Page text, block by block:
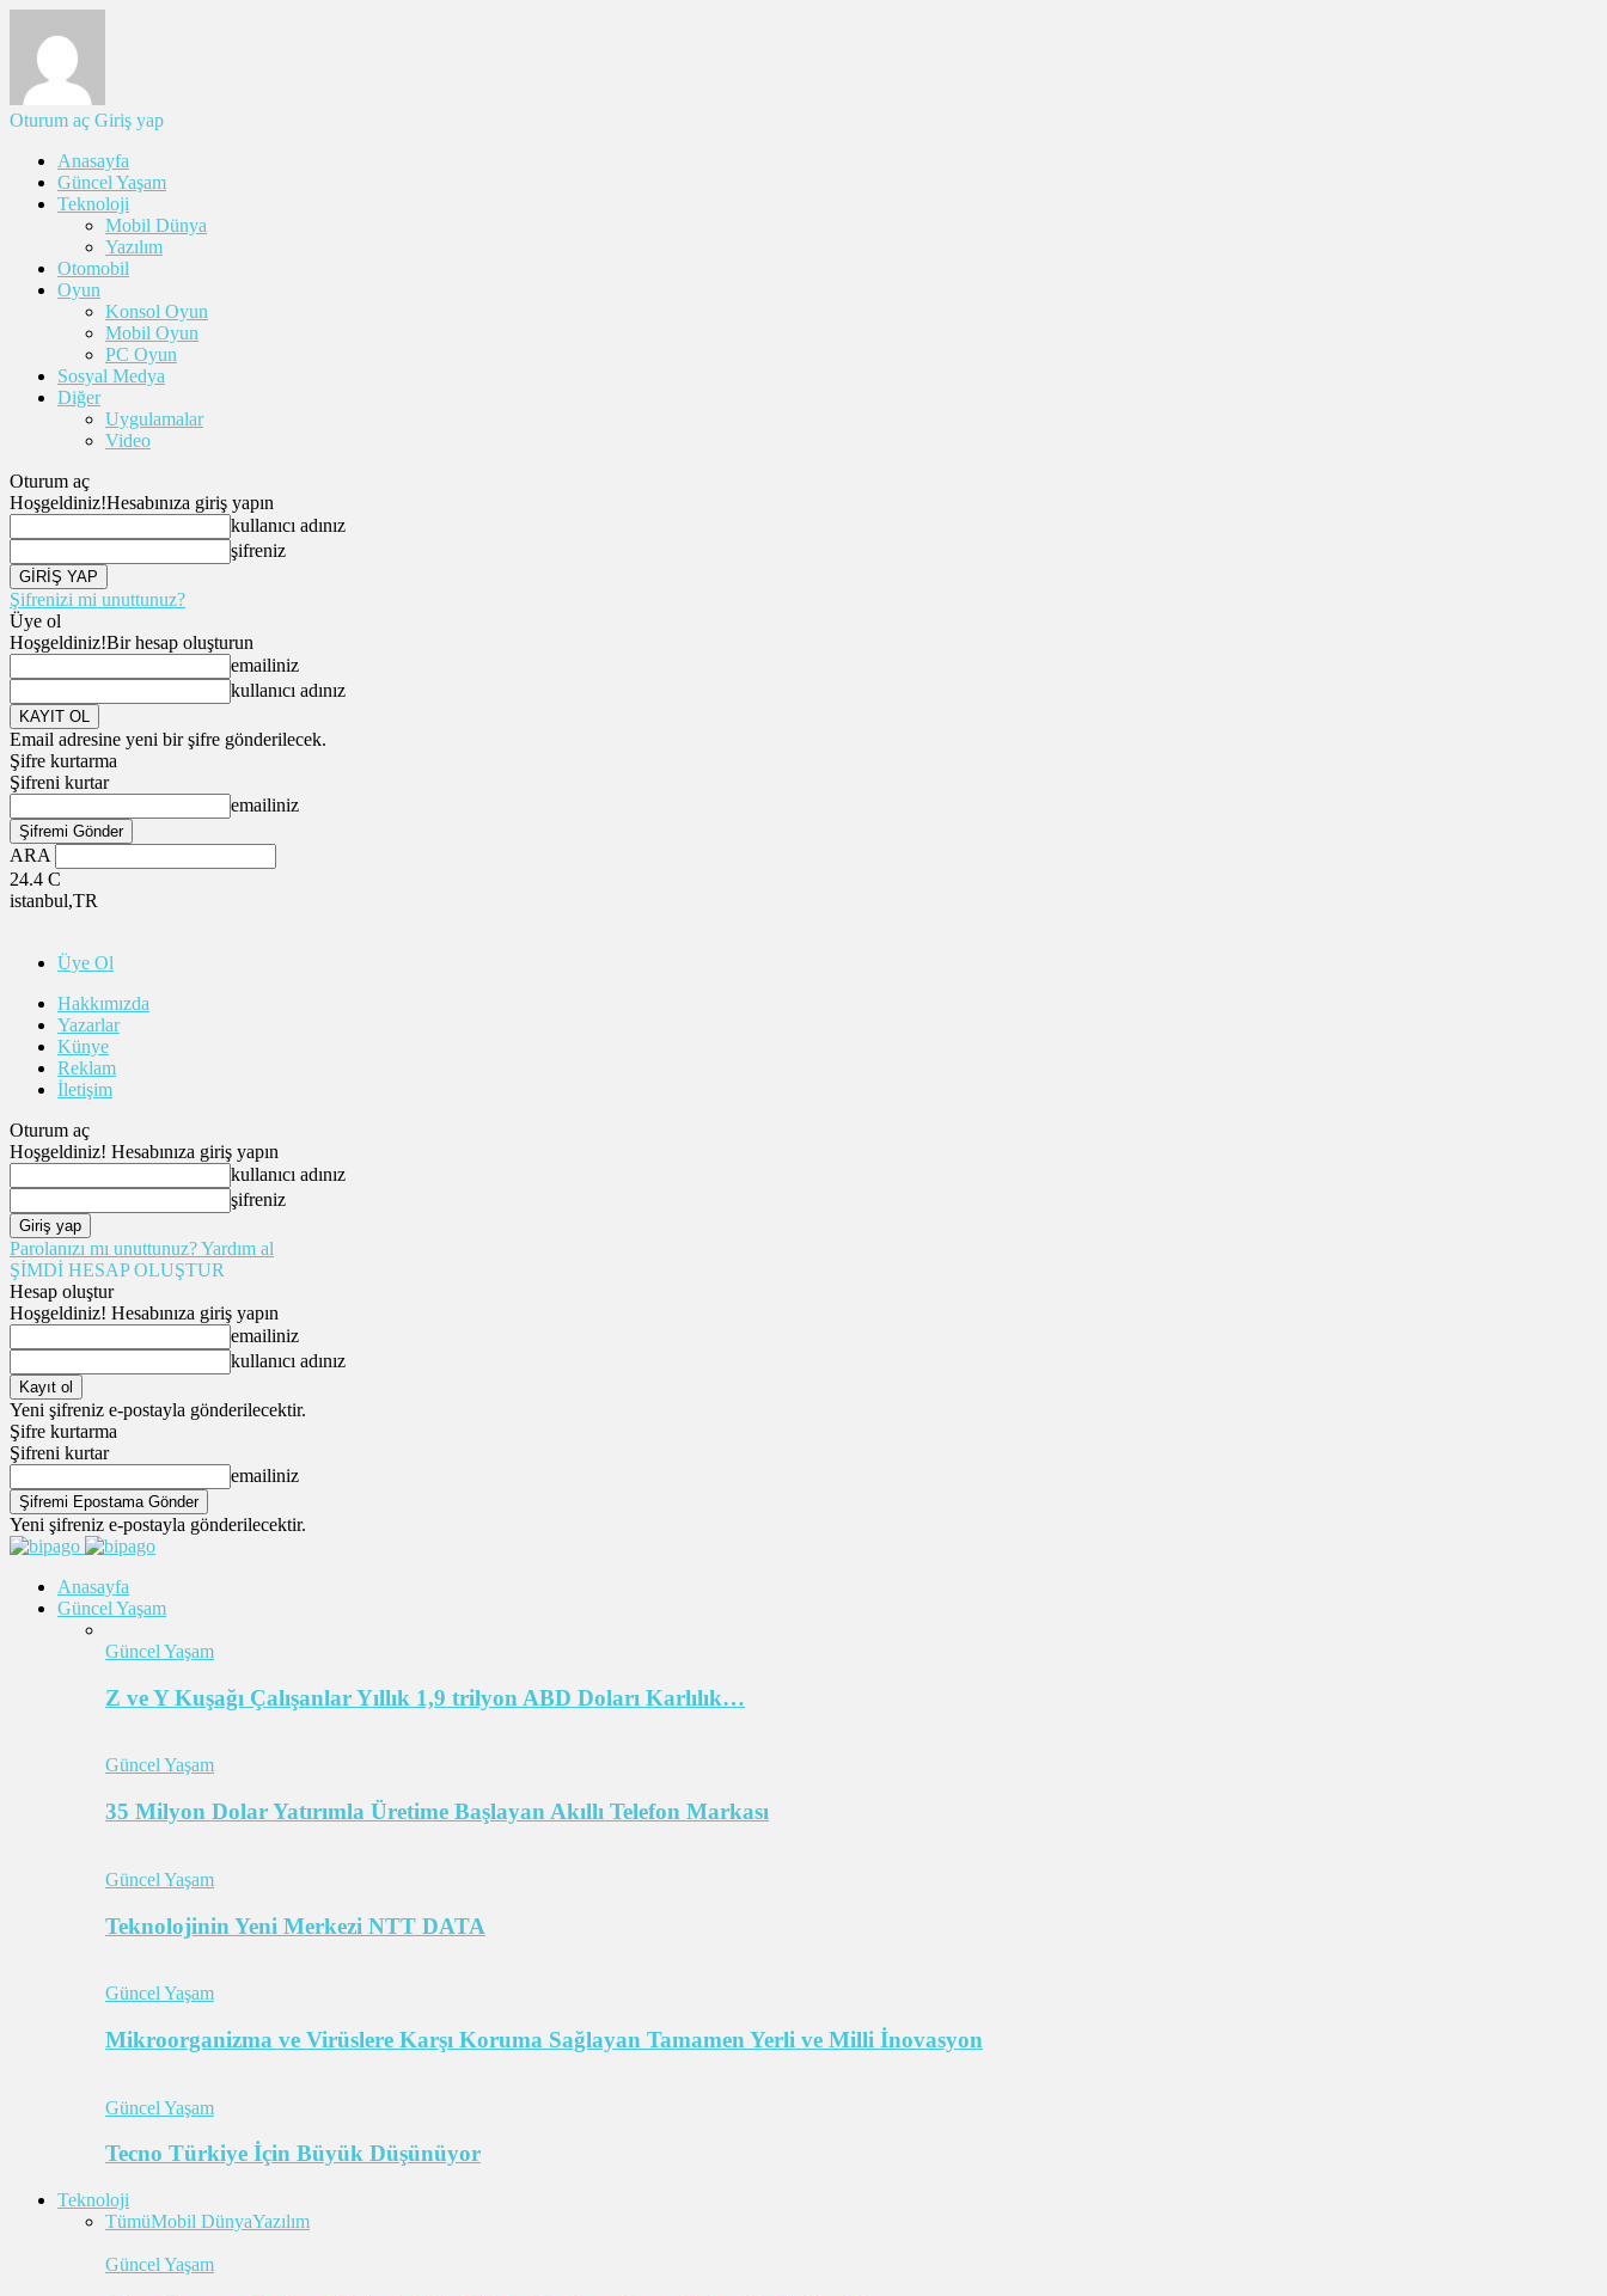
Oturum aç Giriş yap
Anasayfa
Güncel Yaşam
Teknoloji
Mobil Dünya
Yazılım
Otomobil
Oyun
Konsol Oyun
Mobil Oyun
PC Oyun
Sosyal Medya
Diğer
Uygulamalar
Video
Oturum aç
Hoşgeldiniz!Hesabınıza giriş yapın
kullanıcı adınız
şifreniz
Şifrenizi mi unuttunuz?
Üye ol
Hoşgeldiniz!Bir hesap oluşturun
emailiniz
kullanıcı adınız
Email adresine yeni bir şifre gönderilecek.
Şifre kurtarma
Şifreni kurtar
emailiniz
ARA
24.4 C
istanbul,TR
Üye Ol
Hakkımızda
Yazarlar
Künye
Reklam
İletişim
Oturum aç
Hoşgeldiniz! Hesabınıza giriş yapın
kullanıcı adınız
şifreniz
Parolanızı mı unuttunuz? Yardım al
ŞİMDİ HESAP OLUŞTUR
Hesap oluştur
Hoşgeldiniz! Hesabınıza giriş yapın
emailiniz
kullanıcı adınız
Yeni şifreniz e-postayla gönderilecektir.
Şifre kurtarma
Şifreni kurtar
emailiniz
Yeni şifreniz e-postayla gönderilecektir.
Anasayfa
Güncel Yaşam
Güncel Yaşam
Z ve Y Kuşağı Çalışanlar Yıllık 1,9 trilyon ABD Doları Karlılık…
Güncel Yaşam
35 Milyon Dolar Yatırımla Üretime Başlayan Akıllı Telefon Markası
Güncel Yaşam
Teknolojinin Yeni Merkezi NTT DATA
Güncel Yaşam
Mikroorganizma ve Virüslere Karşı Koruma Sağlayan Tamamen Yerli ve Milli İnovasyon
Güncel Yaşam
Tecno Türkiye İçin Büyük Düşünüyor
Teknoloji
TümüMobil DünyaYazılım
Güncel Yaşam